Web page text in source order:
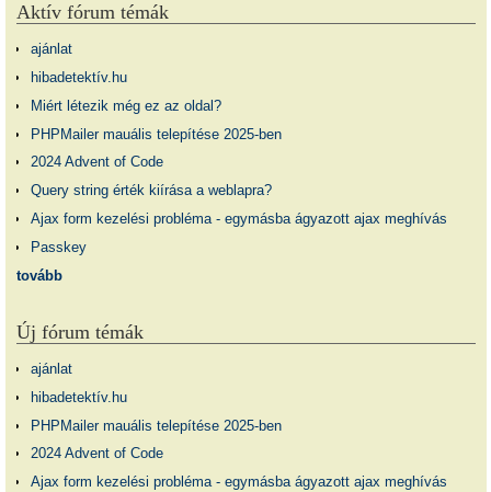
Aktív fórum témák
ajánlat
hibadetektív.hu
Miért létezik még ez az oldal?
PHPMailer mauális telepítése 2025-ben
2024 Advent of Code
Query string érték kiírása a weblapra?
Ajax form kezelési probléma - egymásba ágyazott ajax meghívás
Passkey
tovább
Új fórum témák
ajánlat
hibadetektív.hu
PHPMailer mauális telepítése 2025-ben
2024 Advent of Code
Ajax form kezelési probléma - egymásba ágyazott ajax meghívás